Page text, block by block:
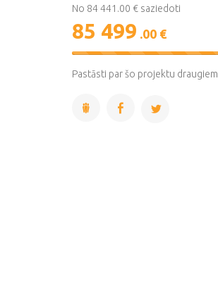
No 84 441.00 € saziedoti
85 499 .00 €
101%
Complete
Pastāsti par šo projektu draugiem